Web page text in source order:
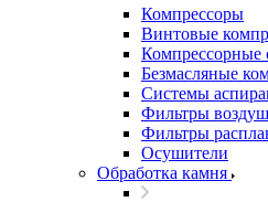
Компрессоры
Винтовые
Компрессорные
Безмасляные
Системы
Фильтры
Фильтры
Осушители
Обработка камня